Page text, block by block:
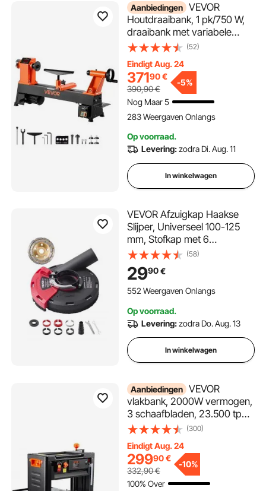
Aanbiedingen VEVOR
Houtdraaibank, 1 pk/750 W,
draaibank met variabele
snelheid van 150 tot 3800
465 mm, draaibank, voor
beginners en doe-het-
zelvers in de houtbewerking.
(52)
Eindigt Aug. 24
37190€
390,90€
-5%
Nog Maar 5
283 Weergaven Onlangs
Op voorraad.
Levering:zodra Di. Aug. 11
In winkelwagen
VEVOR Afzuigkap Haakse
Slijper, Universeel 100-125
mm, Stofkap met 6
Klemschijven & 125 mm
Diamant Slijpbeker, voor het
Slijpen van Metaal, Steen &
Houten Oppervlaktes
(58)
2990€
552 Weergaven Onlangs
Op voorraad.
Levering:zodra Do. Aug. 13
In winkelwagen
Aanbiedingen VEVOR
vlakbank, 2000W vermogen,
3 schaafbladen, 23.500 tpm,
schaafbreedte 33 cm,
tafelmodel schaafmachine
52,5 x 69,6 x 48 cm, ideaal
voor houtbewerking
(300)
Eindigt Aug. 24
29990€
332,90€
-10%
100% Over